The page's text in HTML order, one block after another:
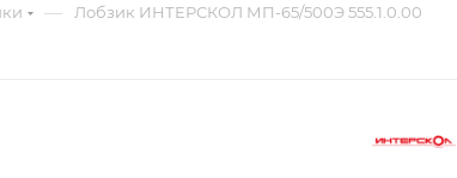
— Лобзик ИНТЕРСКОЛ МП-65/500Э 555.1.0.00